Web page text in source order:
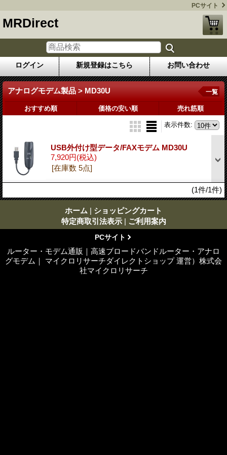
PCサイト
MRDirect
ログイン 新規登録はこちら お問い合わせ
アナログモデム製品 > MD30U 一覧
おすすめ順 価格の安い順 売れ筋順
表示件数:
USB外付け型データ/FAXモデム MD30U
7,920円(税込)
[在庫数 5点]
(1件/1件)
ホーム | ショッピングカート
特定商取引法表示 | ご利用案内
PCサイト
ルーター・モデム通販｜高速ブロードバンドルーター・アナロ
グモデム｜ マイクロリサーチダイレクトショップ 運営）株式会
社マイクロリサーチ